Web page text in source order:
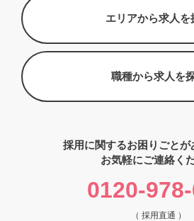
エリアから求人を
職種から求人を
採用に関するお困りごとが
お気軽にご連絡く
0120-
（ 採用直通 ）